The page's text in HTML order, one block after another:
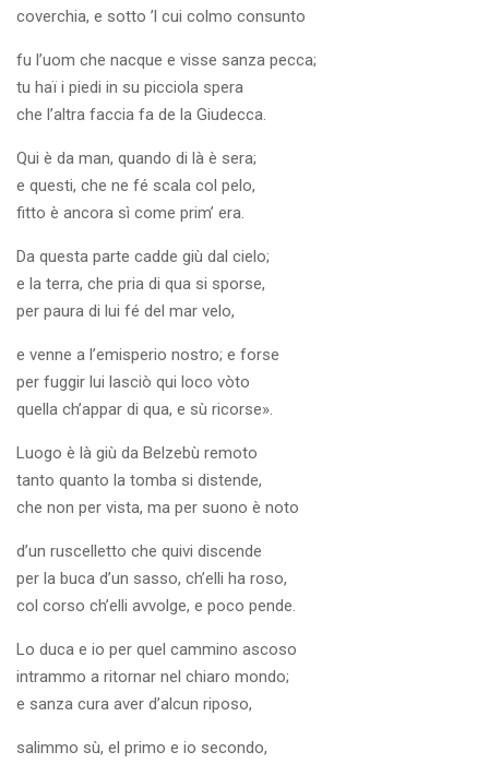
coverchia, e sotto ’l cui colmo consunto
fu l’uom che nacque e visse sanza pecca;
tu haï i piedi in su picciola spera
che l’altra faccia fa de la Giudecca.
Qui è da man, quando di là è sera;
e questi, che ne fé scala col pelo,
fitto è ancora sì come prim’ era.
Da questa parte cadde giù dal cielo;
e la terra, che pria di qua si sporse,
per paura di lui fé del mar velo,
e venne a l’emisperio nostro; e forse
per fuggir lui lasciò qui loco vòto
quella ch’appar di qua, e sù ricorse».
Luogo è là giù da Belzebù remoto
tanto quanto la tomba si distende,
che non per vista, ma per suono è noto
d’un ruscelletto che quivi discende
per la buca d’un sasso, ch’elli ha roso,
col corso ch’elli avvolge, e poco pende.
Lo duca e io per quel cammino ascoso
intrammo a ritornar nel chiaro mondo;
e sanza cura aver d’alcun riposo,
salimmo sù, el primo e io secondo,